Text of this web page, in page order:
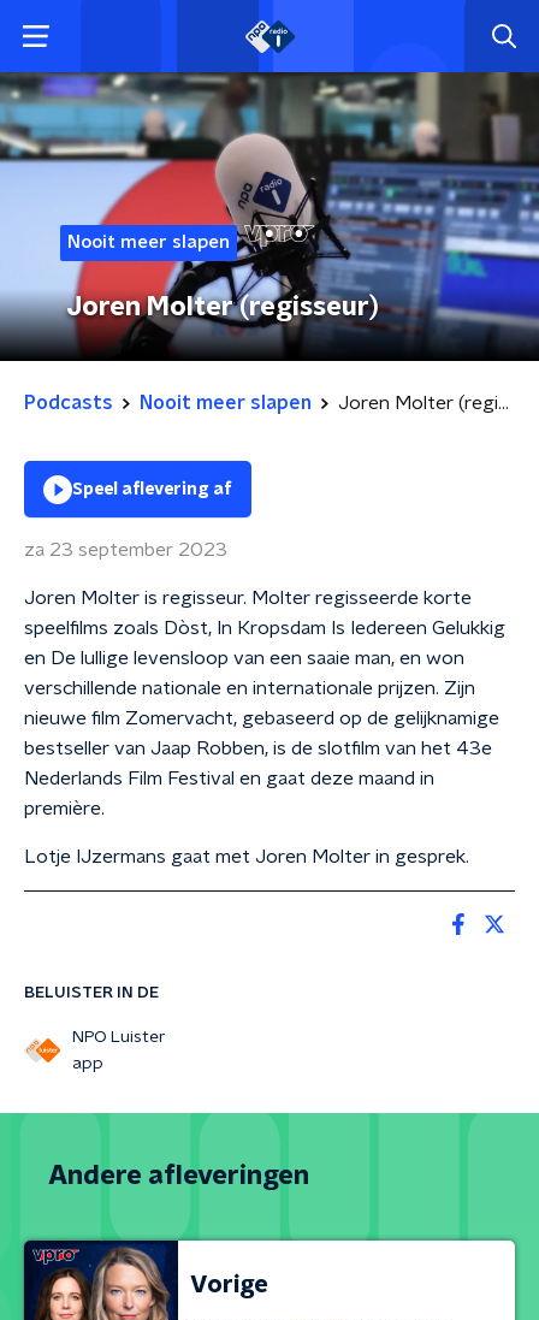
Nooit meer slapen
Joren Molter (regisseur)
Podcasts Nooit meer slapen Joren Molter (regisseur)
BELUISTER IN DE
NPO Luister
app
Speel aflevering af
za 23 september 2023
Joren Molter is regisseur. Molter regisseerde korte
speelfilms zoals Dòst, In Kropsdam Is Iedereen Gelukkig
en De lullige levensloop van een saaie man, en won
verschillende nationale en internationale prijzen. Zijn
nieuwe film Zomervacht, gebaseerd op de gelijknamige
bestseller van Jaap Robben, is de slotfilm van het 43e
Nederlands Film Festival en gaat deze maand in
première.
Lotje IJzermans gaat met Joren Molter in gesprek.
Andere afleveringen
Vorige